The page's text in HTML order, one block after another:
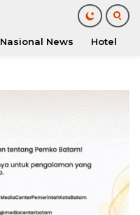
Nasional News Hotel